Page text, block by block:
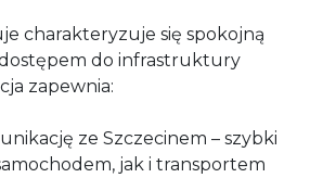
charakteryzuje się spokojną
do infrastruktury
zapewnia:
ze Szczecinem – szybki
jak i transportem